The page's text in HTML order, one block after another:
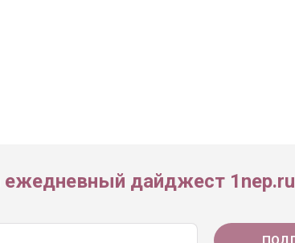
ежедневный дайджест 1nep.ru